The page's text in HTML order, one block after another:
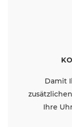
Damit
Ihre